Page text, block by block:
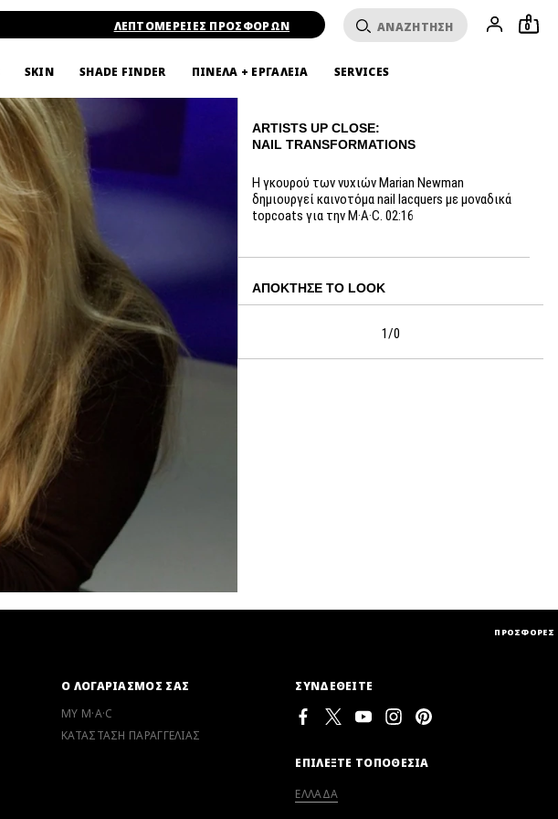
ΛΕΠΤΟΜΕΡΕΙΕΣ ΠΡΟΣΦΟΡΩΝ 0
SKIN SHADE FINDER ΠΙΝΕΛΑ + ΕΡΓΑΛΕΙΑ SERVICES
ARTISTS UP CLOSE:
NAIL TRANSFORMATIONS
Η γκουρού των νυχιών Marian Newman
δημιουργεί καινοτόμα nail lacquers με μοναδικά
topcoats για την M·A·C. 02:16
ΑΠΌΚΤΗΣΕ ΤΟ LOOK
1/0
ΠΡΟΣΦΟΡΕΣ
Ο ΛΟΓΑΡΙΑΣΜΟΣ ΣΑΣ
MY M·A·C
ΚΑΤΑΣΤΑΣΗ ΠΑΡΑΓΓΕΛΙΑΣ
ΣΥΝΔΕΘΕΙΤΕ
ΕΠΙΛΕΞΤΕ ΤΟΠΟΘΕΣΙΑ
ΕΛΛΑΔΑ